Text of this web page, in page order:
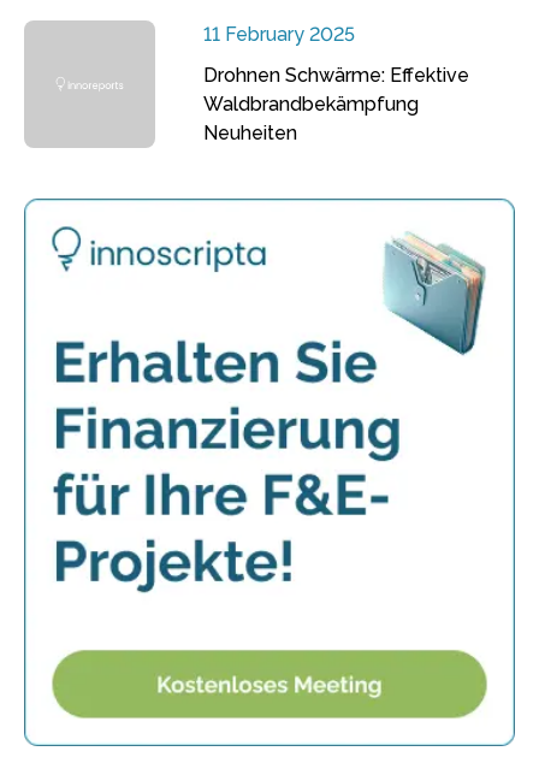
11 February 2025
Drohnen Schwärme: Effektive
Waldbrandbekämpfung
Neuheiten